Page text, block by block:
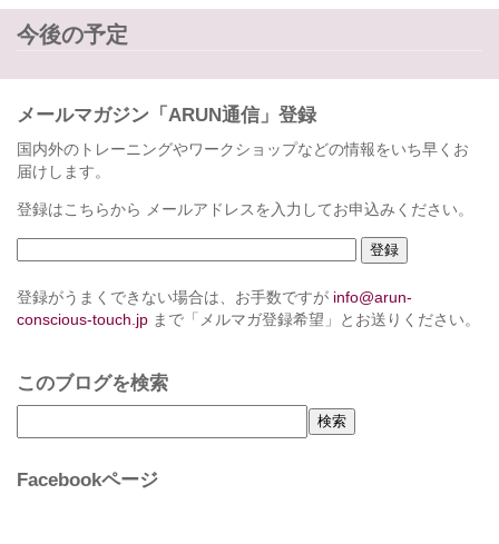
今後の予定
メールマガジン「ARUN通信」登録
国内外のトレーニングやワークショップなどの情報をいち早くお
届けします。
登録はこちらから メールアドレスを入力してお申込みください。
登録がうまくできない場合は、お手数ですが info@arun-
conscious-touch.jp まで「メルマガ登録希望」とお送りください。
このブログを検索
Facebookページ